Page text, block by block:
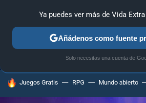
MENÚ
GUÍAS Y TRUCOS PC
HOY SE HABLA DE
Juegos Gratis RPG Mundo abierto
Ya puedes ver más de Vida
Añádenos como fuente
Solo necesitas una cuenta de